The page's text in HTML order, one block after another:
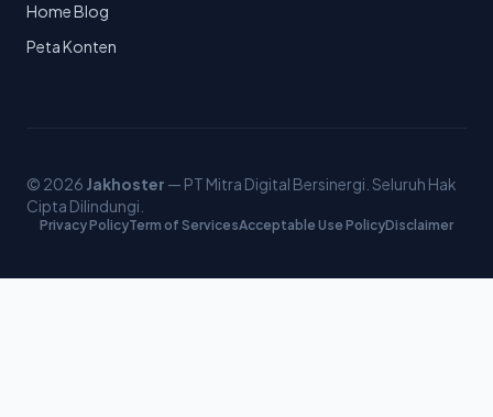
Home Blog
Peta Konten
© 2026 Jakhoster — PT Mitra Digital Bersinergi. Seluruh Hak
Cipta Dilindungi.
Privacy PolicyTerm of ServicesAcceptable Use PolicyDisclaimer